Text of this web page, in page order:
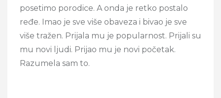
posetimo porodice. A onda je retko postalo
ređe. Imao je sve više obaveza i bivao je sve
više tražen. Prijala mu je popularnost. Prijali su
mu novi ljudi. Prijao mu je novi početak.
Razumela sam to.